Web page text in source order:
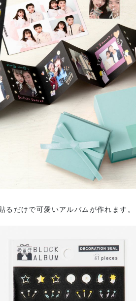
るだけで可愛いアルバムが作れます。